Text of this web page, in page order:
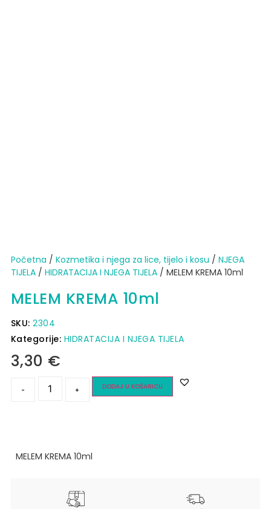
Početna / Kozmetika i njega za lice, tijelo i kosu / NJEGA
TIJELA/ HIDRATACIJA I NJEGA TIJELA/ MELEM KREMA 10ml
MELEM KREMA 10ml
SKU:2304
Kategorije: HIDRATACIJA I NJEGA TIJELA
3,30 €
- + DODAJ U KOŠARICU
MELEM KREMA 10ml